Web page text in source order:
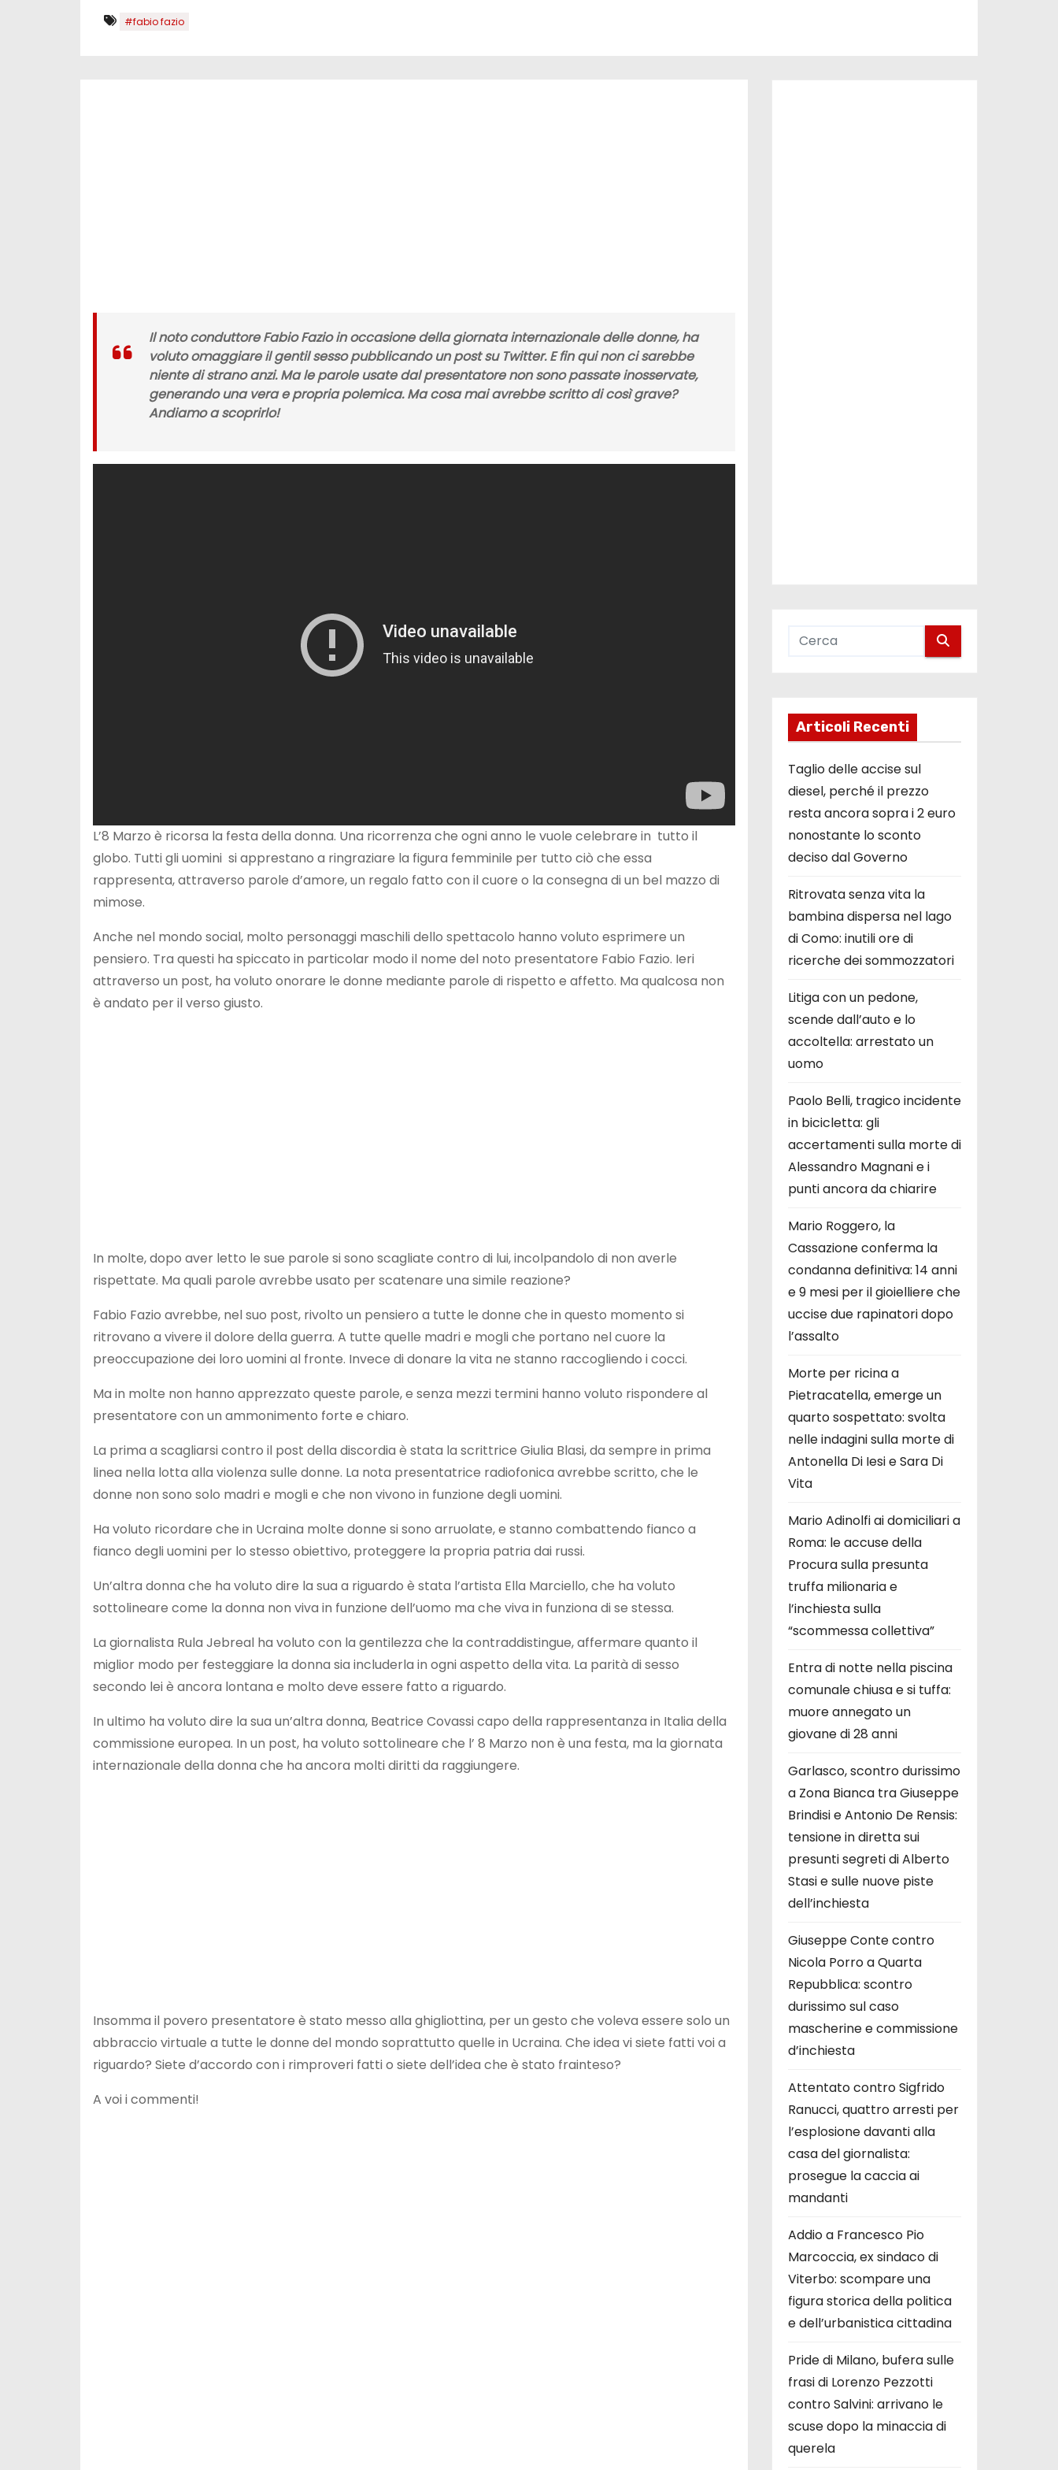
#fabio fazio
Il noto conduttore Fabio Fazio in occasione della giornata internazionale delle donne, ha
voluto omaggiare il gentil sesso pubblicando un post su Twitter. E fin qui non ci sarebbe
niente di strano anzi. Ma le parole usate dal presentatore non sono passate inosservate,
generando una vera e propria polemica. Ma cosa mai avrebbe scritto di così grave?
Andiamo a scoprirlo!
L’8 Marzo è ricorsa la festa della donna. Una ricorrenza che ogni anno le vuole celebrare in tutto il
globo. Tutti gli uomini si apprestano a ringraziare la figura femminile per tutto ciò che essa
rappresenta, attraverso parole d’amore, un regalo fatto con il cuore o la consegna di un bel mazzo di
mimose.
Anche nel mondo social, molto personaggi maschili dello spettacolo hanno voluto esprimere un
pensiero. Tra questi ha spiccato in particolar modo il nome del noto presentatore Fabio Fazio. Ieri
attraverso un post, ha voluto onorare le donne mediante parole di rispetto e affetto. Ma qualcosa non
è andato per il verso giusto.
In molte, dopo aver letto le sue parole si sono scagliate contro di lui, incolpandolo di non averle
rispettate. Ma quali parole avrebbe usato per scatenare una simile reazione?
Fabio Fazio avrebbe, nel suo post, rivolto un pensiero a tutte le donne che in questo momento si
ritrovano a vivere il dolore della guerra. A tutte quelle madri e mogli che portano nel cuore la
preoccupazione dei loro uomini al fronte. Invece di donare la vita ne stanno raccogliendo i cocci.
Ma in molte non hanno apprezzato queste parole, e senza mezzi termini hanno voluto rispondere al
presentatore con un ammonimento forte e chiaro.
La prima a scagliarsi contro il post della discordia è stata la scrittrice Giulia Blasi, da sempre in prima
linea nella lotta alla violenza sulle donne. La nota presentatrice radiofonica avrebbe scritto, che le
donne non sono solo madri e mogli e che non vivono in funzione degli uomini.
Ha voluto ricordare che in Ucraina molte donne si sono arruolate, e stanno combattendo fianco a
fianco degli uomini per lo stesso obiettivo, proteggere la propria patria dai russi.
Un’altra donna che ha voluto dire la sua a riguardo è stata l’artista Ella Marciello, che ha voluto
sottolineare come la donna non viva in funzione dell’uomo ma che viva in funziona di se stessa.
La giornalista Rula Jebreal ha voluto con la gentilezza che la contraddistingue, affermare quanto il
miglior modo per festeggiare la donna sia includerla in ogni aspetto della vita. La parità di sesso
secondo lei è ancora lontana e molto deve essere fatto a riguardo.
In ultimo ha voluto dire la sua un’altra donna, Beatrice Covassi capo della rappresentanza in Italia della
commissione europea. In un post, ha voluto sottolineare che l’ 8 Marzo non è una festa, ma la giornata
internazionale della donna che ha ancora molti diritti da raggiungere.
Insomma il povero presentatore è stato messo alla ghigliottina, per un gesto che voleva essere solo un
abbraccio virtuale a tutte le donne del mondo soprattutto quelle in Ucraina. Che idea vi siete fatti voi a
riguardo? Siete d’accordo con i rimproveri fatti o siete dell’idea che è stato frainteso?
A voi i commenti!
Articoli Recenti
Taglio delle accise sul
diesel, perché il prezzo
resta ancora sopra i 2 euro
nonostante lo sconto
deciso dal Governo
Ritrovata senza vita la
bambina dispersa nel lago
di Como: inutili ore di
ricerche dei sommozzatori
Litiga con un pedone,
scende dall’auto e lo
accoltella: arrestato un
uomo
Paolo Belli, tragico incidente
in bicicletta: gli
accertamenti sulla morte di
Alessandro Magnani e i
punti ancora da chiarire
Mario Roggero, la
Cassazione conferma la
condanna definitiva: 14 anni
e 9 mesi per il gioielliere che
uccise due rapinatori dopo
l’assalto
Morte per ricina a
Pietracatella, emerge un
quarto sospettato: svolta
nelle indagini sulla morte di
Antonella Di Iesi e Sara Di
Vita
Mario Adinolfi ai domiciliari a
Roma: le accuse della
Procura sulla presunta
truffa milionaria e
l’inchiesta sulla
“scommessa collettiva”
Entra di notte nella piscina
comunale chiusa e si tuffa:
muore annegato un
giovane di 28 anni
Garlasco, scontro durissimo
a Zona Bianca tra Giuseppe
Brindisi e Antonio De Rensis:
tensione in diretta sui
presunti segreti di Alberto
Stasi e sulle nuove piste
dell’inchiesta
Giuseppe Conte contro
Nicola Porro a Quarta
Repubblica: scontro
durissimo sul caso
mascherine e commissione
d’inchiesta
Attentato contro Sigfrido
Ranucci, quattro arresti per
l’esplosione davanti alla
casa del giornalista:
prosegue la caccia ai
mandanti
Addio a Francesco Pio
Marcoccia, ex sindaco di
Viterbo: scompare una
figura storica della politica
e dell’urbanistica cittadina
Pride di Milano, bufera sulle
frasi di Lorenzo Pezzotti
contro Salvini: arrivano le
scuse dopo la minaccia di
querela